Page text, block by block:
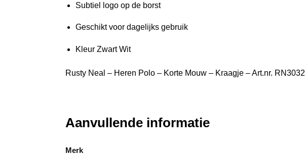
Subtiel logo op de borst
Geschikt voor dagelijks gebruik
Kleur Zwart Wit
Rusty Neal – Heren Polo – Korte Mouw – Kraagje – Art.nr. RN3032
Aanvullende informatie
Merk